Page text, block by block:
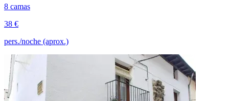
8 camas
38 €
pers./noche (aprox.)